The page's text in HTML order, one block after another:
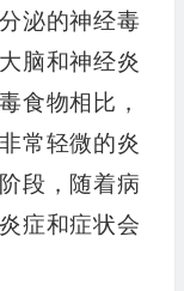
泌的神经毒
脑和神经炎
食物相比，
常轻微的炎
段，随着病
症和症状会